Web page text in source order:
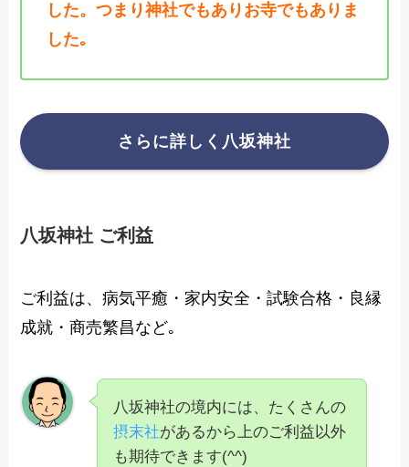
した。つまり神社でもありお寺でもありま
した｡
さらに詳しく八坂神社
八坂神社 ご利益
ご利益は、病気平癒・ 家内安全・試験合格・良縁
成就・商売繁昌など｡
八坂神社の境内には、たくさんの
摂末社があるから上のご利益以外
も期待できます(^^)